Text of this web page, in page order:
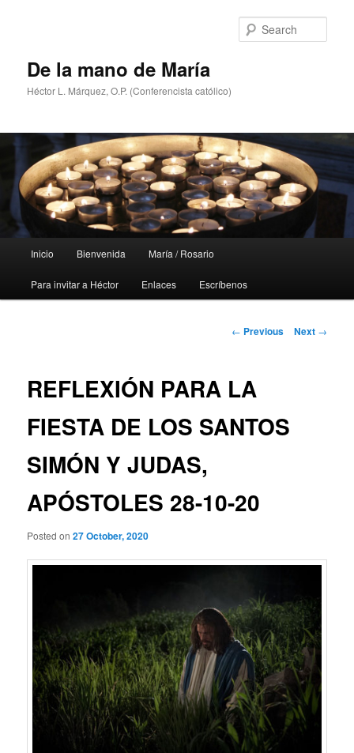
De la mano de María
Héctor L. Márquez, O.P. (Conferencista católico)
Inicio Bienvenida María / Rosario
Para invitar a Héctor Enlaces Escríbenos
Post
← Previous Next →
REFLEXIÓN PARA LA
FIESTA DE LOS SANTOS
SIMÓN Y JUDAS,
APÓSTOLES 28-10-20
Posted on27 October, 2020